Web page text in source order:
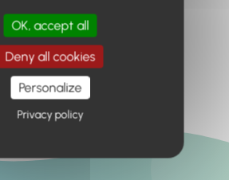
Retour à l'accueil
OK, accept all
Deny all cookies
Personalize
Privacy policy